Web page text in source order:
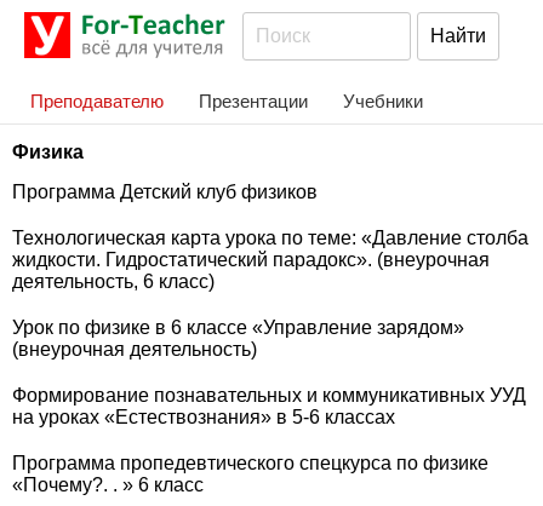
Преподавателю Презентации Учебники
Физика
Программа Детский клуб физиков
Технологическая карта урока по теме: «Давление столба
жидкости. Гидростатический парадокс». (внеурочная
деятельность, 6 класс)
Урок по физике в 6 классе «Управление зарядом»
(внеурочная деятельность)
Формирование познавательных и коммуникативных УУД
на уроках «Естествознания» в 5-6 классах
Программа пропедевтического спецкурса по физике
«Почему?. . » 6 класс